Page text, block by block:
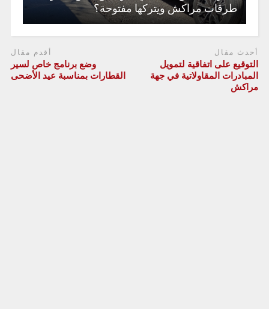
طرقات مراكش ويتركها مفتوحة؟
أحدث مقال
التوقيع على اتفاقية لتمويل
المبادرات المقاولاتية في جهة
مراكش
أقدم مقال
وضع برنامج خاص لسير
القطارات بمناسبة عيد الأضحى